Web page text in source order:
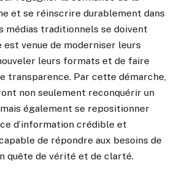
et se réinscrire durablement dans
médias traditionnels se doivent
est venue de moderniser leurs
leurs formats et de faire
transparence. Par cette démarche,
non seulement reconquérir un
également se repositionner
d’information crédible et
de répondre aux besoins de
quête de vérité et de clarté.